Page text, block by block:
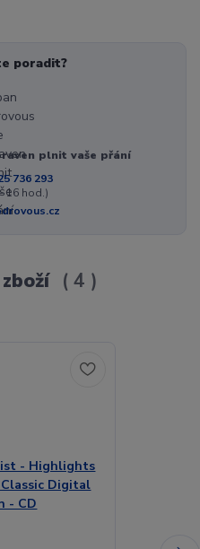
poradit?
plnit vaše přání
736 293
16 hod.)
4